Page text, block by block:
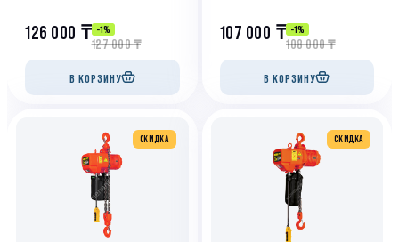
126 000 ₸ -1%
127 000₸
В КОРЗИНУ
107 000 ₸ -1%
108 000₸
В КОРЗИНУ
CКИДКА CКИДКА